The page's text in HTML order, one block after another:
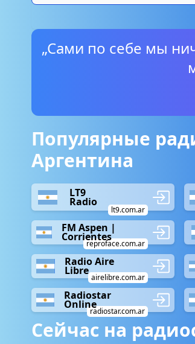
„Сами по себе мы
Популярные
Аргентина
LT9
Radio
lt9.com.ar
FM Aspen |
Corrientes
reproface.com.ar
Radio Aire
Libre
airelibre.com.ar
Radiostar
Online
radiostar.com.ar
Сейчас на